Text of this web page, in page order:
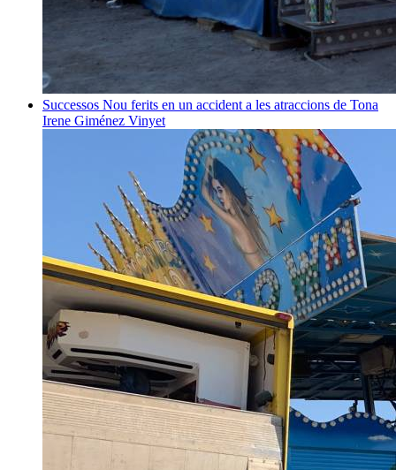
Successos Nou ferits en un accident a les atraccions de Tona
Irene Giménez Vinyet